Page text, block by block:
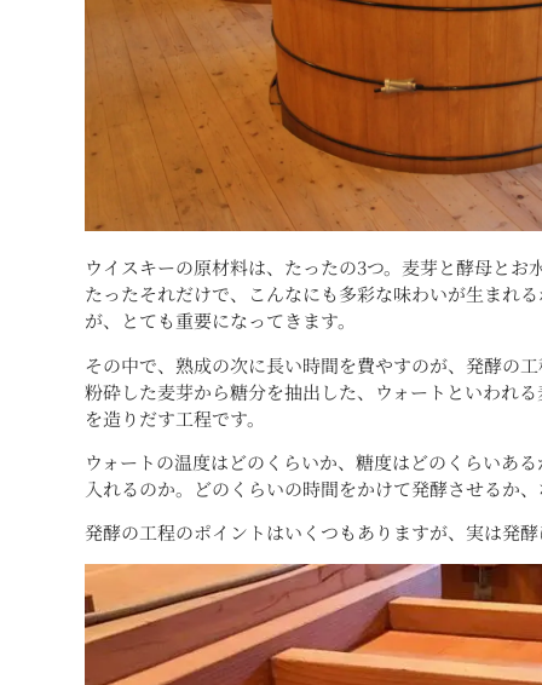
ウイスキーの原材料は、たったの3つ。麦芽と酵母とお
たったそれだけで、こんなにも多彩な味わいが生まれ
が、とても重要になってきます。
その中で、熟成の次に長い時間を費やすのが、発酵の
粉砕した麦芽から糖分を抽出した、ウォートといわれ
を造りだす工程です。
ウォートの温度はどのくらいか、糖度はどのくらいあ
入れるのか。どのくらいの時間をかけて発酵させるか
発酵の工程のポイントはいくつもありますが、実は発